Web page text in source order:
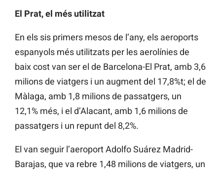
El Prat, el més utilitzat
En els sis primers mesos de l’any, els aeroports
espanyols més utilitzats per les aerolínies de
baix cost van ser el de Barcelona-El Prat, amb 3,6
milions de viatgers i un augment del 17,8%t; el de
Màlaga, amb 1,8 milions de passatgers, un
12,1% més, i el d’Alacant, amb 1,6 milions de
passatgers i un repunt del 8,2%.
El van seguir l’aeroport Adolfo Suárez Madrid-
Barajas, que va rebre 1,48 milions de viatgers, un